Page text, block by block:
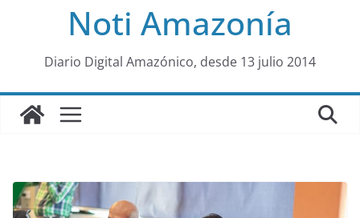
al
Noti Amazonía
Diario Digital Amazónico, desde 13 julio 2014